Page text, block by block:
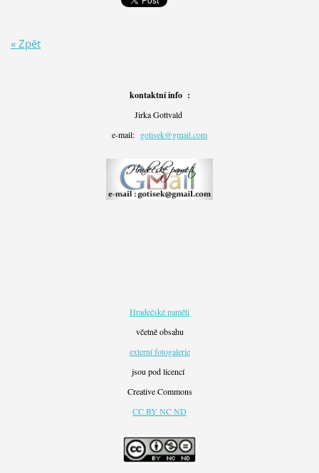
« Zpět
kontaktní info :
Jirka Gottvald
e-mail: gotisek@gmail.com
Hradečské paměti
včetně obsahu
externí fotogalerie
jsou pod licencí
Creative Commons
CC BY NC ND